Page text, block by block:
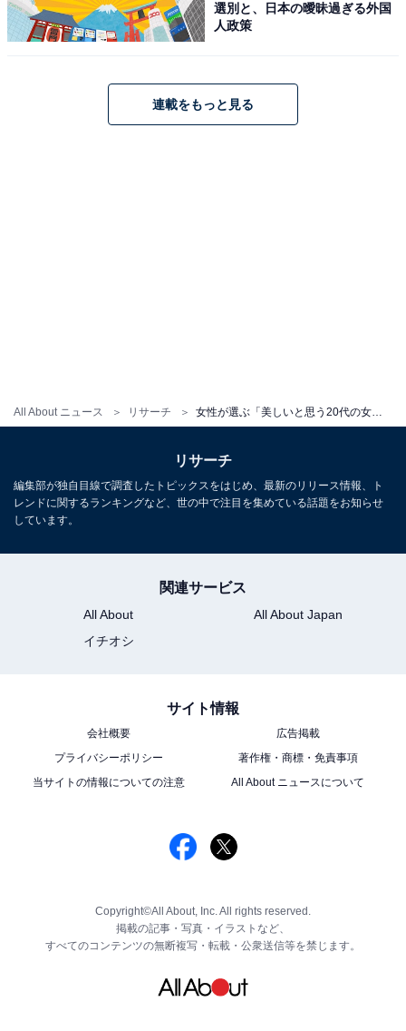
All About ニュース リサーチ
選別と、日本の曖昧過ぎる外国
人政策
連載をもっと見る
リサーチ
編集部が独自目線で調査したトピックスをはじめ、最新のリリース情報、ト
レンドに関するランキングなど、世の中で注目を集めている話題をお知らせ
しています。
関連サービス
All About
All About Japan
イチオシ
サイト情報
会社概要
広告掲載
プライバシーポリシー
著作権・商標・免責事項
当サイトの情報についての注意
All About ニュースについて
Copyright©All About, Inc. All rights reserved.
掲載の記事・写真・イラストなど、
すべてのコンテンツの無断複写・転載・公衆送信等を禁じます。